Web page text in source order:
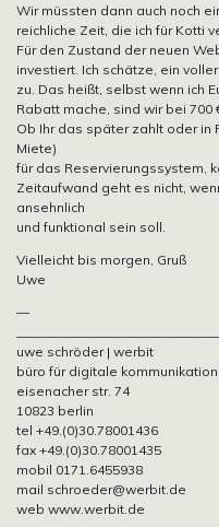
Wir müssten dann auch noch
reichliche Zeit, die ich für Kotti
Für den Zustand der neuen
investiert. Ich schätze, ein
zu. Das heißt, selbst wenn ich
Rabatt mache, sind wir bei 700
Ob Ihr das später zahlt oder in
Miete)
für das Reservierungssystem,
Zeitaufwand geht es nicht,
ansehnlich
und funktional sein soll.
Vielleicht bis morgen, Gruß
Uwe
—
uwe schröder | werbit
büro für digitale kommunikation
eisenacher str. 74
10823 berlin
tel +49.(0)30.78001436
fax +49.(0)30.78001435
mobil 0171.6455938
mail schroeder@werbit.de
web www.werbit.de